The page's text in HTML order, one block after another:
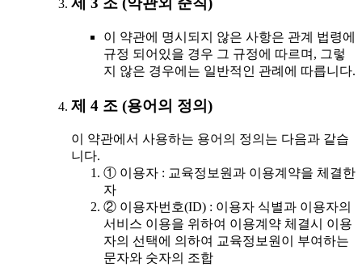
이 약관에 명시되지 않은 사항은 관계 법령에
규정 되어있을 경우 그 규정에 따르며, 그렇
지 않은 경우에는 일반적인 관례에 따릅니다.
제 4 조 (용어의 정의)
이 약관에서 사용하는 용어의 정의는 다음과 같습
니다.
① 이용자 : 교육정보원과 이용계약을 체결한
자
② 이용자번호(ID) : 이용자 식별과 이용자의
서비스 이용을 위하여 이용계약 체결시 이용
자의 선택에 의하여 교육정보원이 부여하는
문자와 숫자의 조합